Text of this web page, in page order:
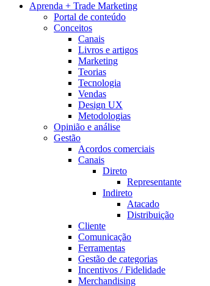
Aprenda + Trade Marketing
Portal de conteúdo
Conceitos
Canais
Livros e artigos
Marketing
Teorias
Tecnologia
Vendas
Design UX
Metodologias
Opinião e análise
Gestão
Acordos comerciais
Canais
Direto
Representante
Indireto
Atacado
Distribuição
Cliente
Comunicação
Ferramentas
Gestão de categorias
Incentivos / Fidelidade
Merchandising